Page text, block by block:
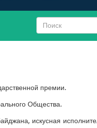
премии.
Общества.
искусная